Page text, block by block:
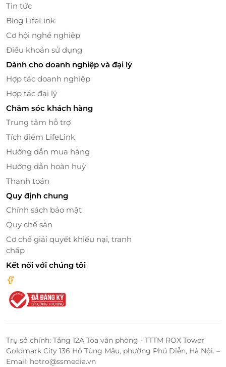
phòng Junior Suite hướng núi
cảnh hùng vĩ của cao nguyên Mộc Châu – nơi mây
trắng vờn quanh sườn núi, nơi bình minh rót mật
qua từng ô cửa kính.
bồn tắm và phòng tắm đứng
giãn trong làn nước ấm, vừa thả hồn vào cảnh sắc
thiên nhiên trữ tình bên ngoài.
Mỗi chi tiết trong căn phòng đều được chăm chút
kỹ lưỡng: từ ánh sáng dịu nhẹ, chất liệu nội thất cao
cấp cho đến mùi hương tinh tế lan tỏa – tất cả tạo
Tin tức
Blog LifeLink
Cơ hội nghề nghiệp
Điều khoản sử dụng
Dành cho doanh nghiệp và đại lý
Hợp tác doanh nghiệp
Hợp tác đại lý
Chăm sóc khách hàng
Trung tâm hỗ trợ
Tích điểm LifeLink
Hướng dẫn mua hàng
Hướng dẫn hoàn huỷ
Thanh toán
Quy định chung
Chính sách bảo mật
Quy chế sàn
Cơ chế giải quyết khiếu nại, tranh
chấp
Kết nối với chúng tôi
Trụ sở chính: Tầng 12A Tòa văn phòng - TTTM ROX Tower
Goldmark City 136 Hồ Tùng Mậu, phường Phú Diễn, Hà Nội. –
Email: hotro@ssmedia.vn